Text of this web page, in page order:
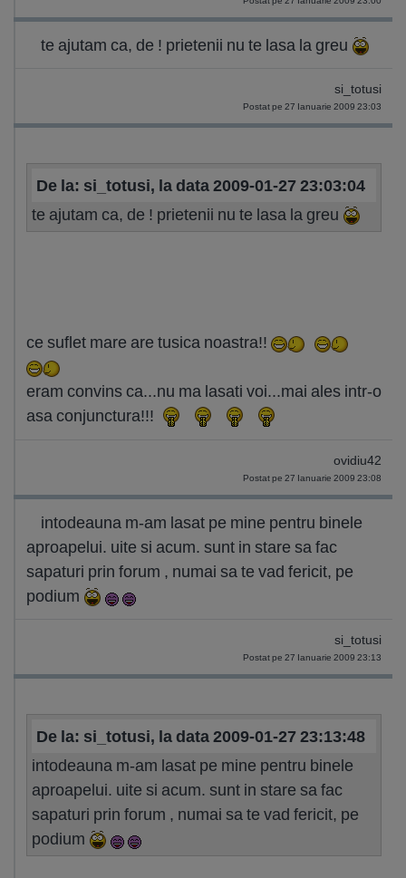
te ajutam ca, de ! prietenii nu te lasa la greu
si_totusi
Postat pe 27 Ianuarie 2009 23:03
De la: si_totusi, la data 2009-01-27 23:03:04
te ajutam ca, de ! prietenii nu te lasa la greu
ce suflet mare are tusica noastra!!
eram convins ca...nu ma lasati voi...mai ales intr-o
asa conjunctura!!!
ovidiu42
Postat pe 27 Ianuarie 2009 23:08
intodeauna m-am lasat pe mine pentru binele
aproapelui. uite si acum. sunt in stare sa fac
sapaturi prin forum , numai sa te vad fericit, pe
podium
si_totusi
Postat pe 27 Ianuarie 2009 23:13
De la: si_totusi, la data 2009-01-27 23:13:48
intodeauna m-am lasat pe mine pentru binele
aproapelui. uite si acum. sunt in stare sa fac
sapaturi prin forum , numai sa te vad fericit, pe
podium